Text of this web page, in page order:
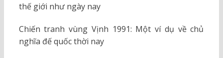
thế giới như ngày nay
Chiến tranh vùng Vịnh 1991: Một ví dụ về chủ
nghĩa đế quốc thời nay